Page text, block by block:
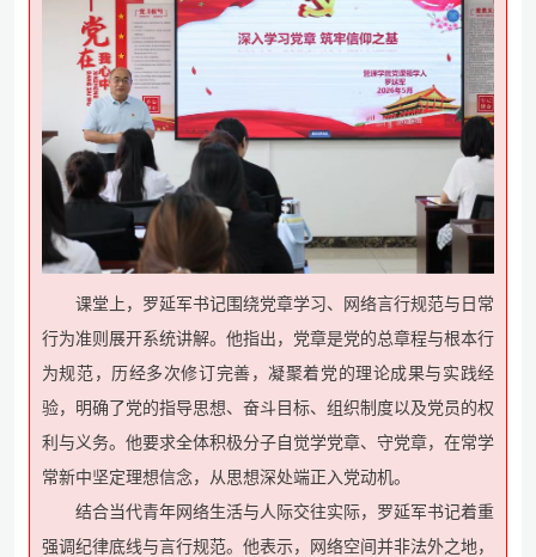
课堂上，罗延军书记围绕党章学习、网络言行规范与日常
行为准则展开系统讲解。他指出，党章是党的总章程与根本行
为规范，历经多次修订完善，凝聚着党的理论成果与实践经
验，明确了党的指导思想、奋斗目标、组织制度以及党员的权
利与义务。他要求全体积极分子自觉学党章、守党章，在常学
常新中坚定理想信念，从思想深处端正入党动机。
结合当代青年网络生活与人际交往实际，罗延军书记着重
强调纪律底线与言行规范。他表示，网络空间并非法外之地，